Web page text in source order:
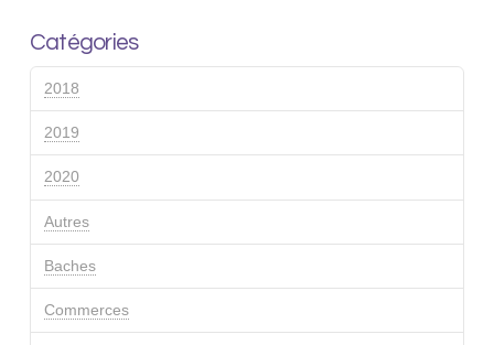
Catégories
2018
2019
2020
Autres
Baches
Commerces